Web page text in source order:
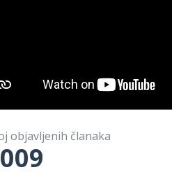
objavljenih članaka